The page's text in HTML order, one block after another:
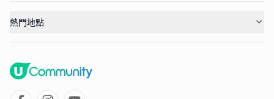
熱門地點